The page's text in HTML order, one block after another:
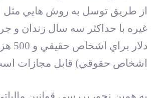
از طريق توسل به روش هايي مثل
دلار
اشخاص حقوقي) قابل مجازات